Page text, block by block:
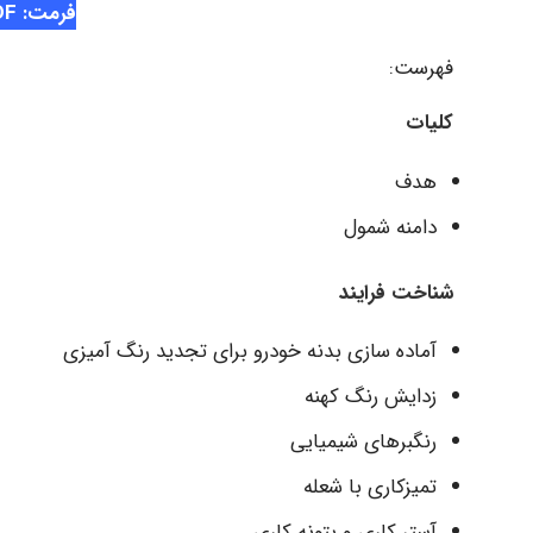
فرمت: PDF
فهرست:
کلیات
هدف
دامنه شمول
شناخت فرایند
آماده سازی بدنه خودرو برای تجدید رنگ آمیزی
زدایش رنگ کهنه
رنگبرهای شیمیایی
تمیزکاری با شعله